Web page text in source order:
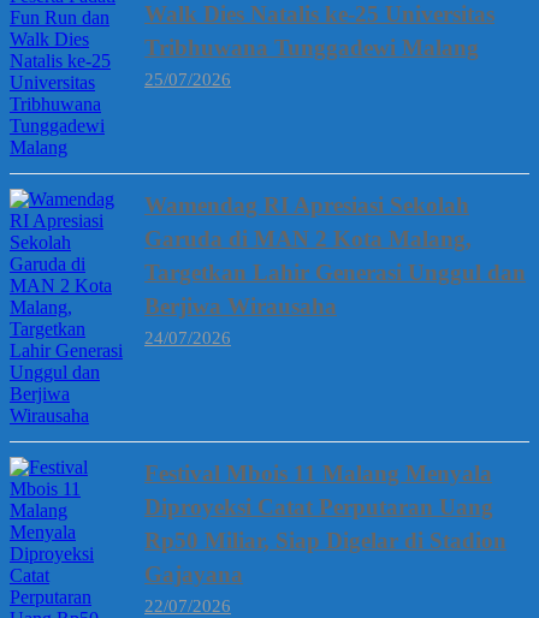
Walk Dies Natalis ke-25 Universitas
Tribhuwana Tunggadewi Malang
25/07/2026
Wamendag RI Apresiasi Sekolah
Garuda di MAN 2 Kota Malang,
Targetkan Lahir Generasi Unggul dan
Berjiwa Wirausaha
24/07/2026
Festival Mbois 11 Malang Menyala
Diproyeksi Catat Perputaran Uang
Rp50 Miliar, Siap Digelar di Stadion
Gajayana
22/07/2026